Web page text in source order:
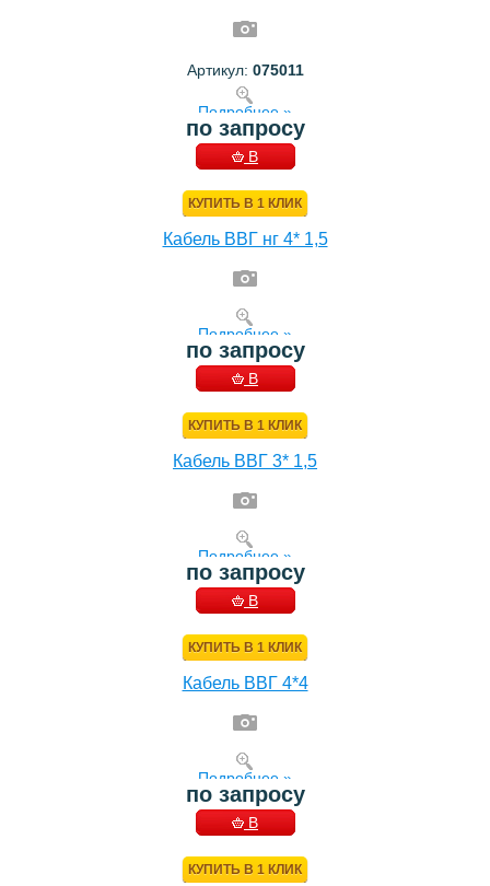
Артикул: 075011
Подробнее »
по запросу
В
КУПИТЬ В 1 КЛИК
Кабель ВВГ нг 4* 1,5
Подробнее »
по запросу
В
КУПИТЬ В 1 КЛИК
Кабель ВВГ 3* 1,5
Подробнее »
по запросу
В
КУПИТЬ В 1 КЛИК
Кабель ВВГ 4*4
Подробнее »
по запросу
В
КУПИТЬ В 1 КЛИК